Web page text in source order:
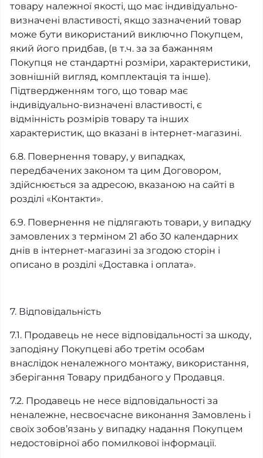
товару належної якості, що має індивідуально-
визначені властивості, якщо зазначений товар
може бути використаний виключно Покупцем,
який його придбав, (в т.ч. за за бажанням
Покупця не стандартні розміри, характеристики,
зовнішній вигляд, комплектація та інше).
Підтвердженням того, що товар має
індивідуально-визначені властивості, є
відмінність розмірів товару та інших
характеристик, що вказані в інтернет-магазині.
6.8. Повернення товару, у випадках,
передбачених законом та цим Договором,
здійснюється за адресою, вказаною на сайті в
розділі «Контакти».
6.9. Повернення не підлягають товари, у випадку
замовлених з терміном 21 або 30 календарних
днів в інтернет-магазині за згодою сторін і
описано в розділі «Доставка і оплата».
7. Відповідальність
7.1. Продавець не несе відповідальності за шкоду,
заподіяну Покупцеві або третім особам
внаслідок неналежного монтажу, використання,
зберігання Товару придбаного у Продавця.
7.2. Продавець не несе відповідальності за
неналежне, несвоєчасне виконання Замовлень і
своїх зобов’язань у випадку надання Покупцем
недостовірної або помилкової інформації.